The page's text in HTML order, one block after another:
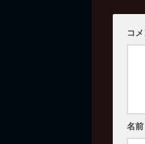
コ
名前